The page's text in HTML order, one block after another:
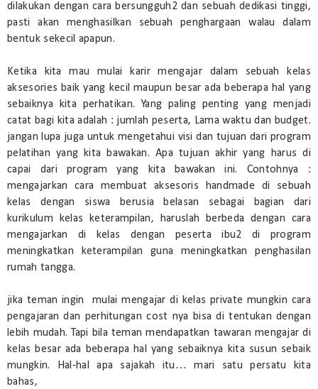
dilakukan dengan cara bersungguh2 dan sebuah dedikasi tinggi,
pasti akan menghasilkan sebuah penghargaan walau dalam
bentuk sekecil apapun.
Ketika kita mau mulai karir mengajar dalam sebuah kelas
aksesories baik yang kecil maupun besar ada beberapa hal yang
sebaiknya kita perhatikan. Yang paling penting yang menjadi
catat bagi kita adalah : jumlah peserta, Lama waktu dan budget.
jangan lupa juga untuk mengetahui visi dan tujuan dari program
pelatihan yang kita bawakan. Apa tujuan akhir yang harus di
capai dari program yang kita bawakan ini. Contohnya :
mengajarkan cara membuat aksesoris handmade di sebuah
kelas dengan siswa berusia belasan sebagai bagian dari
kurikulum kelas keterampilan, haruslah berbeda dengan cara
mengajarkan di kelas dengan peserta ibu2 di program
meningkatkan keterampilan guna meningkatkan penghasilan
rumah tangga.
jika teman ingin mulai mengajar di kelas private mungkin cara
pengajaran dan perhitungan cost nya bisa di tentukan dengan
lebih mudah. Tapi bila teman mendapatkan tawaran mengajar di
kelas besar ada beberapa hal yang sebaiknya kita susun sebaik
mungkin. Hal-hal apa sajakah itu… mari satu persatu kita
bahas,